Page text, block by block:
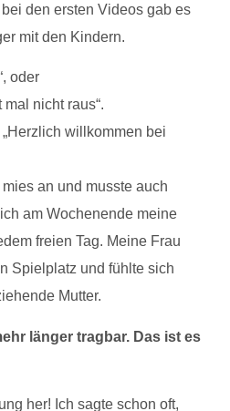
den ersten Videos gab es
mit den Kindern.
oder
mal nicht raus“.
willkommen bei
an und musste auch
am Wochenende meine
freien Tag. Meine Frau
Spielplatz und fühlte sich
Mutter.
länger tragbar. Das ist es
her! Ich sagte schon oft,